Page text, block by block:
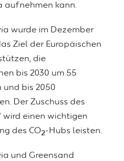
aufnehmen kann.
wurde im Dezember
Ziel der Europäischen
die
bis 2030 um 55
und bis 2050
Der Zuschuss des
wird einen wichtigen
des CO2-Hubs leisten.
und Greensand